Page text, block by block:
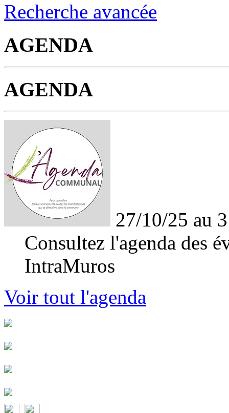
Recherche avancée
AGENDA
AGENDA
27/10/25 au
Consultez l'agenda des
IntraMuros
Voir tout l'agenda